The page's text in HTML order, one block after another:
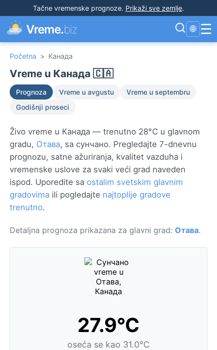
Tačne vremenske prognoze. Prikaži sve zemlje.
Vreme.biz 🌐 ☰
Početna > Канада
Vreme u Канада 🇨🇦
Prognoza Vreme u avgustu
Vreme u septembru
Godišnji proseci
Živo vreme u Канада — trenutno 28°C u glavnom
gradu, Отава, sa сунчано. Pregledajte 7-dnevnu
prognozu, satne ažuriranja, kvalitet vazduha i
vremenske uslove za svaki veći grad naveden
ispod. Uporedite sa ostalim svetskim glavnim
gradovima ili pogledajte najtoplije gradove
trenutno.
Detaljna prognoza prikazana za glavni grad: Отава.
27.9°C
oseća se kao 31.0°C